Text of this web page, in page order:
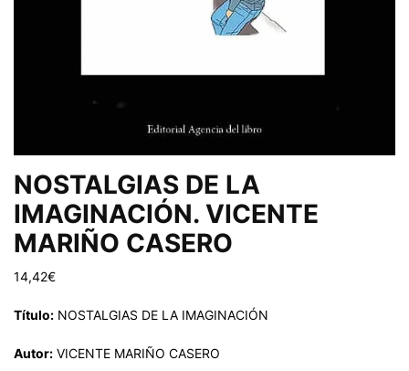
NOSTALGIAS DE LA
IMAGINACIÓN. VICENTE
MARIÑO CASERO
14,42€
Título: NOSTALGIAS DE LA IMAGINACIÓN
Autor: VICENTE MARIÑO CASERO